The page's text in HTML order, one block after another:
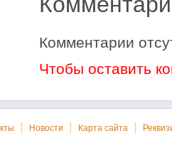
Комментарии
Чтобы оставить
Новости Карта сайта